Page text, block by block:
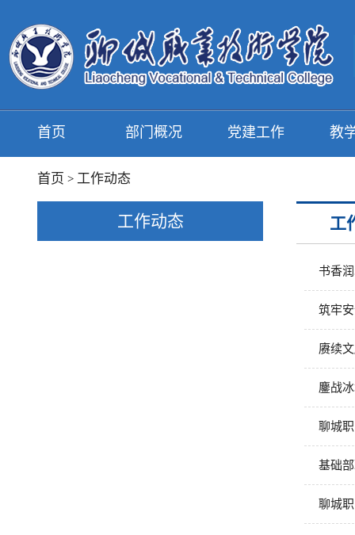
首页 部门概况 党建工作 教
首页 > 工作动态
工作动态 工
书香
筑牢
赓续
鏖战
聊城
基础
聊城